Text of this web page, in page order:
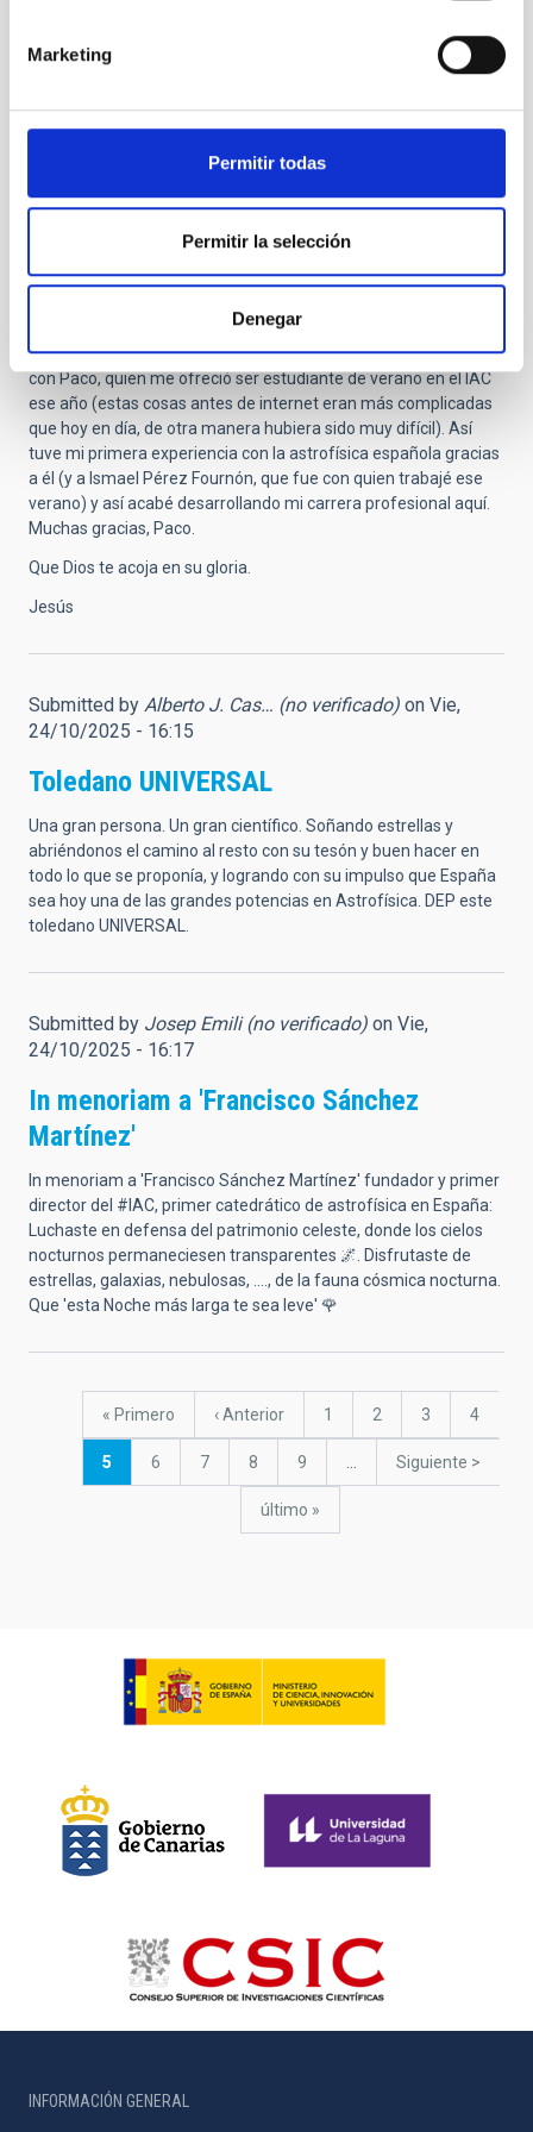
Marketing
Permitir todas
Permitir la selección
Denegar
Vie, 24/10/2025 - 15:37
la persona más influyente de las primeras décadas de la
Conocí a Paco en 1989. Yo estaba terminando la carrera en
Caltech y no tenía ningún contacto con la astrofísica española.
Un compañero mío de la universidad era canario y, por
amigo que estaba buscando la oportunidad de hacer unas
prácticas de verano en España y, a través de su padre, contacté
con Paco, quien me ofreció ser estudiante de verano en el IAC
ese año (estas cosas antes de internet eran más complicadas
que hoy en día, de otra manera hubiera sido muy difícil). Así
tuve mi primera experiencia con la astrofísica española gracias
a él (y a Ismael Pérez Fournón, que fue con quien trabajé ese
verano) y así acabé desarrollando mi carrera profesional aquí.
Muchas gracias, Paco.
Que Dios te acoja en su gloria.
Jesús
Submitted by Alberto J. Cas… (no verificado) on Vie,
24/10/2025 - 16:15
Toledano UNIVERSAL
Una gran persona. Un gran científico. Soñando estrellas y
abriéndonos el camino al resto con su tesón y buen hacer en
todo lo que se proponía, y logrando con su impulso que España
sea hoy una de las grandes potencias en Astrofísica. DEP este
toledano UNIVERSAL.
Submitted by Josep Emili (no verificado) on Vie,
24/10/2025 - 16:17
In menoriam a 'Francisco Sánchez
Martínez'
In menoriam a 'Francisco Sánchez Martínez' fundador y primer
director del #IAC, primer catedrático de astrofísica en España:
Luchaste en defensa del patrimonio celeste, donde los cielos
nocturnos permaneciesen transparentes 🌌. Disfrutaste de
estrellas, galaxias, nebulosas, ...., de la fauna cósmica nocturna.
Que 'esta Noche más larga te sea leve' 🌹
PaginaciónPrimera
« Primero
Página
‹ Anterior Página
1 Página
2 Página
3 Página
4
Página
5 Página
6 Página
7 Página
8 Página
9 …
Siguiente
Siguiente >
última
último »
INFORMACIÓN GENERAL